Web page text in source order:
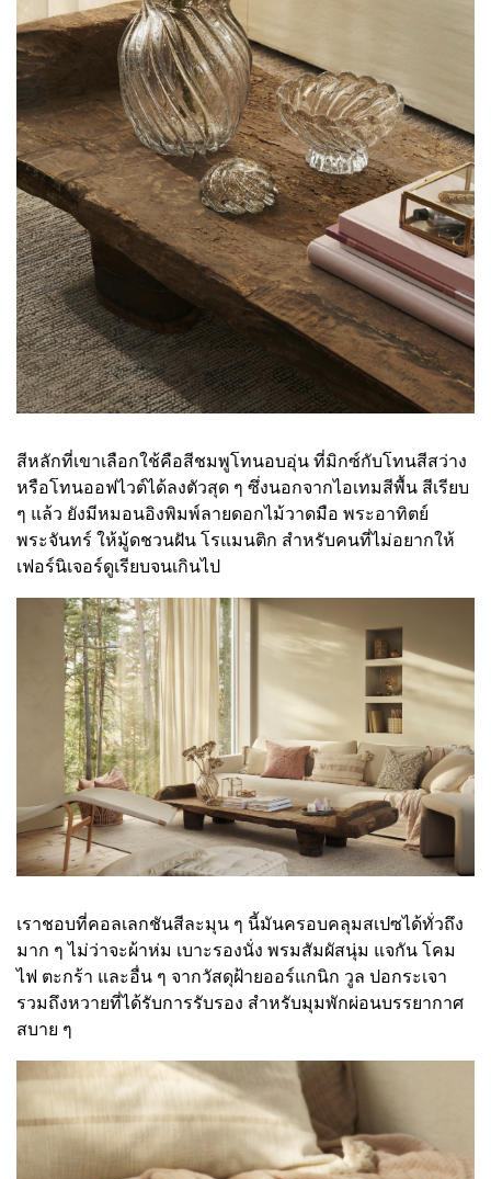
สีหลักที่เขาเลือกใช้คือสีชมพูโทนอบอุ่น ที่มิกซ์กับโทนสีสว่าง
หรือโทนออฟไวต์ได้ลงตัวสุด ๆ ซึ่งนอกจากไอเทมสีพื้น สีเรียบ
ๆ แล้ว ยังมีหมอนอิงพิมพ์ลายดอกไม้วาดมือ พระอาทิตย์
พระจันทร์ ให้มู้ดชวนฝัน โรแมนติก สำหรับคนที่ไม่อยากให้
เฟอร์นิเจอร์ดูเรียบจนเกินไป
เราชอบที่คอลเลกชันสีละมุน ๆ นี้มันครอบคลุมสเปซได้ทั่วถึง
มาก ๆ ไม่ว่าจะผ้าห่ม เบาะรองนั่ง พรมสัมผัสนุ่ม แจกัน โคม
ไฟ ตะกร้า และอื่น ๆ จากวัสดุฝ้ายออร์แกนิก วูล ปอกระเจา
รวมถึงหวายที่ได้รับการรับรอง สำหรับมุมพักผ่อนบรรยากาศ
สบาย ๆ